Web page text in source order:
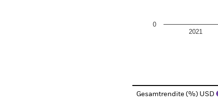
2021
0
Gesamtrendite (%) USD